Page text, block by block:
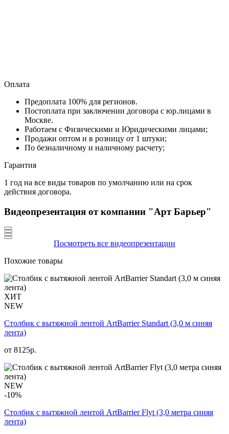
Оплата
Предоплата 100% для регионов.
Постоплата при заключении договора с юр.лицами в
Москве.
Работаем с Физическими и Юридическими лицами;
Продажи оптом и в розницу от 1 штуки;
По безналичному и наличному расчету;
Гарантия
1 год на все виды товаров по умолчанию или на срок
действия договора.
Видеопрезентация от компании "Арт Барьер"
Посмотреть все видеопрезентации
Похожие товары
ХИТ
NEW
Столбик с вытяжной лентой ArtBarrier Standart (3,0 м синяя
лента)
от 8125р.
NEW
-10%
Столбик с вытяжной лентой ArtBarrier Flyt (3,0 метра синяя
лента)